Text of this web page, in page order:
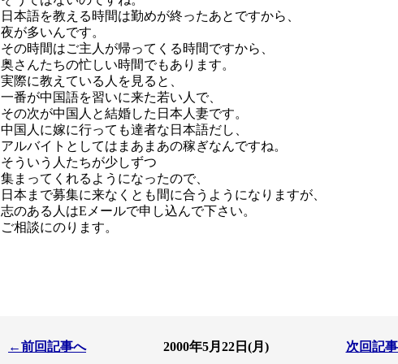
日本語を教える時間は勤めが終ったあとですから、
夜が多いんです。
その時間はご主人が帰ってくる時間ですから、
奥さんたちの忙しい時間でもあります。
実際に教えている人を見ると、
一番が中国語を習いに来た若い人で、
その次が中国人と結婚した日本人妻です。
中国人に嫁に行っても達者な日本語だし、
アルバイトとしてはまあまあの稼ぎなんですね。
そういう人たちが少しずつ
集まってくれるようになったので、
日本まで募集に来なくとも間に合うようになりますが、
志のある人はEメールで申し込んで下さい。
ご相談にのります。
←前回記事へ 2000年5月22日(月) 次回記